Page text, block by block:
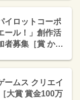
イロットコーポ
ール！」創作活
者募集［賞 か
ームス クリエイ
大賞 賞金100万